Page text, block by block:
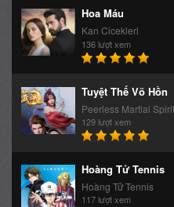
Hoa Máu
Kan Cicekleri
136 lượt xem
Tuyệt Thế Võ Hồn
Peerless Martial Spirit
129 lượt xem
Hoàng Tử Tennis
Hoàng Tử Tennis
117 lượt xem